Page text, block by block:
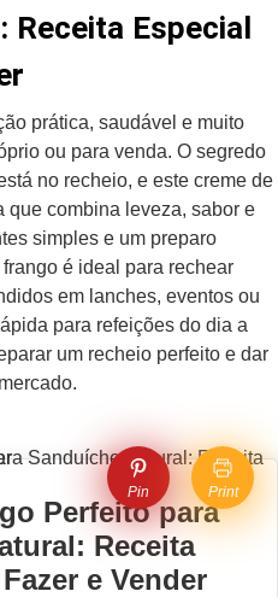
Receita Especial
prática, saudável e muito
ou para venda. O segredo
no recheio, e este creme de
que combina leveza, sabor e
simples e um preparo
é ideal para rechear
em lanches, eventos ou
para refeições do dia a
um recheio perfeito e dar
Pin Print
Perfeito para
Receita
e Vender